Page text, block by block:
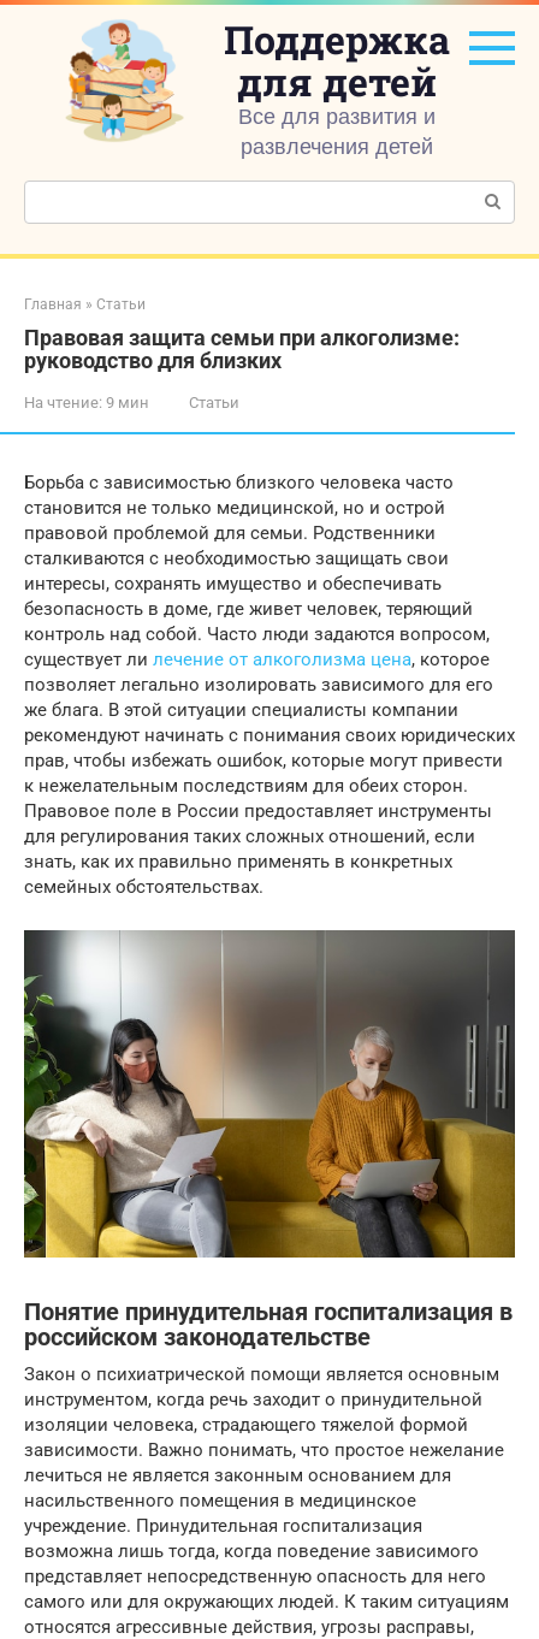
Перейти
контенту
Поддержка
для детей
Все для развития и
развлечения детей
Поиск:
Главная » Статьи
Правовая защита семьи при алкоголизме:
руководство для близких
На чтение: 9 мин Статьи
Борьба с зависимостью близкого человека часто
становится не только медицинской, но и острой
правовой проблемой для семьи. Родственники
сталкиваются с необходимостью защищать свои
интересы, сохранять имущество и обеспечивать
безопасность в доме, где живет человек, теряющий
контроль над собой. Часто люди задаются вопросом,
существует ли лечение от алкоголизма цена, которое
позволяет легально изолировать зависимого для его
же блага. В этой ситуации специалисты компании
рекомендуют начинать с понимания своих юридических
прав, чтобы избежать ошибок, которые могут привести
к нежелательным последствиям для обеих сторон.
Правовое поле в России предоставляет инструменты
для регулирования таких сложных отношений, если
знать, как их правильно применять в конкретных
семейных обстоятельствах.
Понятие принудительная госпитализация в
российском законодательстве
Закон о психиатрической помощи является основным
инструментом, когда речь заходит о принудительной
изоляции человека, страдающего тяжелой формой
зависимости. Важно понимать, что простое нежелание
лечиться не является законным основанием для
насильственного помещения в медицинское
учреждение. Принудительная госпитализация
возможна лишь тогда, когда поведение зависимого
представляет непосредственную опасность для него
самого или для окружающих людей. К таким ситуациям
относятся агрессивные действия, угрозы расправы,